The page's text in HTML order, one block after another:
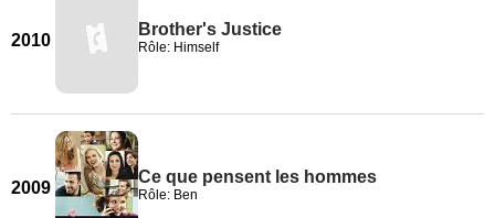
2010
Brother's Justice
Rôle: Himself
2009
Ce que pensent les hommes
Rôle: Ben